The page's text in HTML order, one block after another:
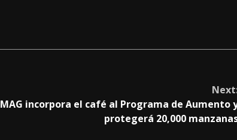
MAG incorpora el café al Programa de Aumento
protegerá 20,000